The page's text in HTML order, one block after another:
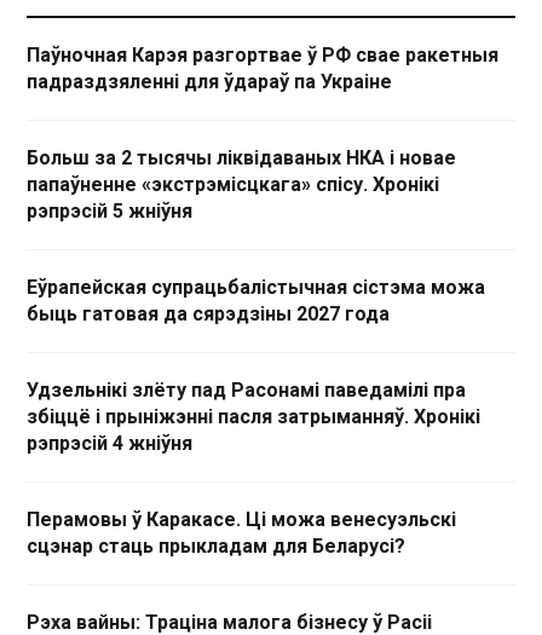
Паўночная Карэя разгортвае ў РФ свае ракетныя
падраздзяленні для ўдараў па Украіне
Больш за 2 тысячы ліквідаваных НКА і новае
папаўненне «экстрэмісцкага» спісу. Хронікі
рэпрэсій 5 жніўня
Еўрапейская супрацьбалістычная сістэма можа
быць гатовая да сярэдзіны 2027 года
Удзельнікі злёту пад Расонамі паведамілі пра
збіццё і прыніжэнні пасля затрыманняў. Хронікі
рэпрэсій 4 жніўня
Перамовы ў Каракасе. Ці можа венесуэльскі
сцэнар стаць прыкладам для Беларусі?
Рэха вайны: Траціна малога бізнесу ў Расіі